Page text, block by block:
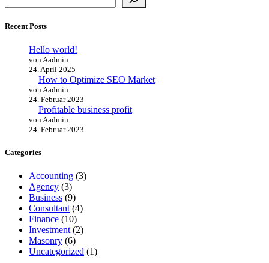
Recent Posts
Hello world!
von Aadmin
24. April 2025
How to Optimize SEO Market
von Aadmin
24. Februar 2023
Profitable business profit
von Aadmin
24. Februar 2023
Categories
Accounting (3)
Agency (3)
Business (9)
Consultant (4)
Finance (10)
Investment (2)
Masonry (6)
Uncategorized (1)